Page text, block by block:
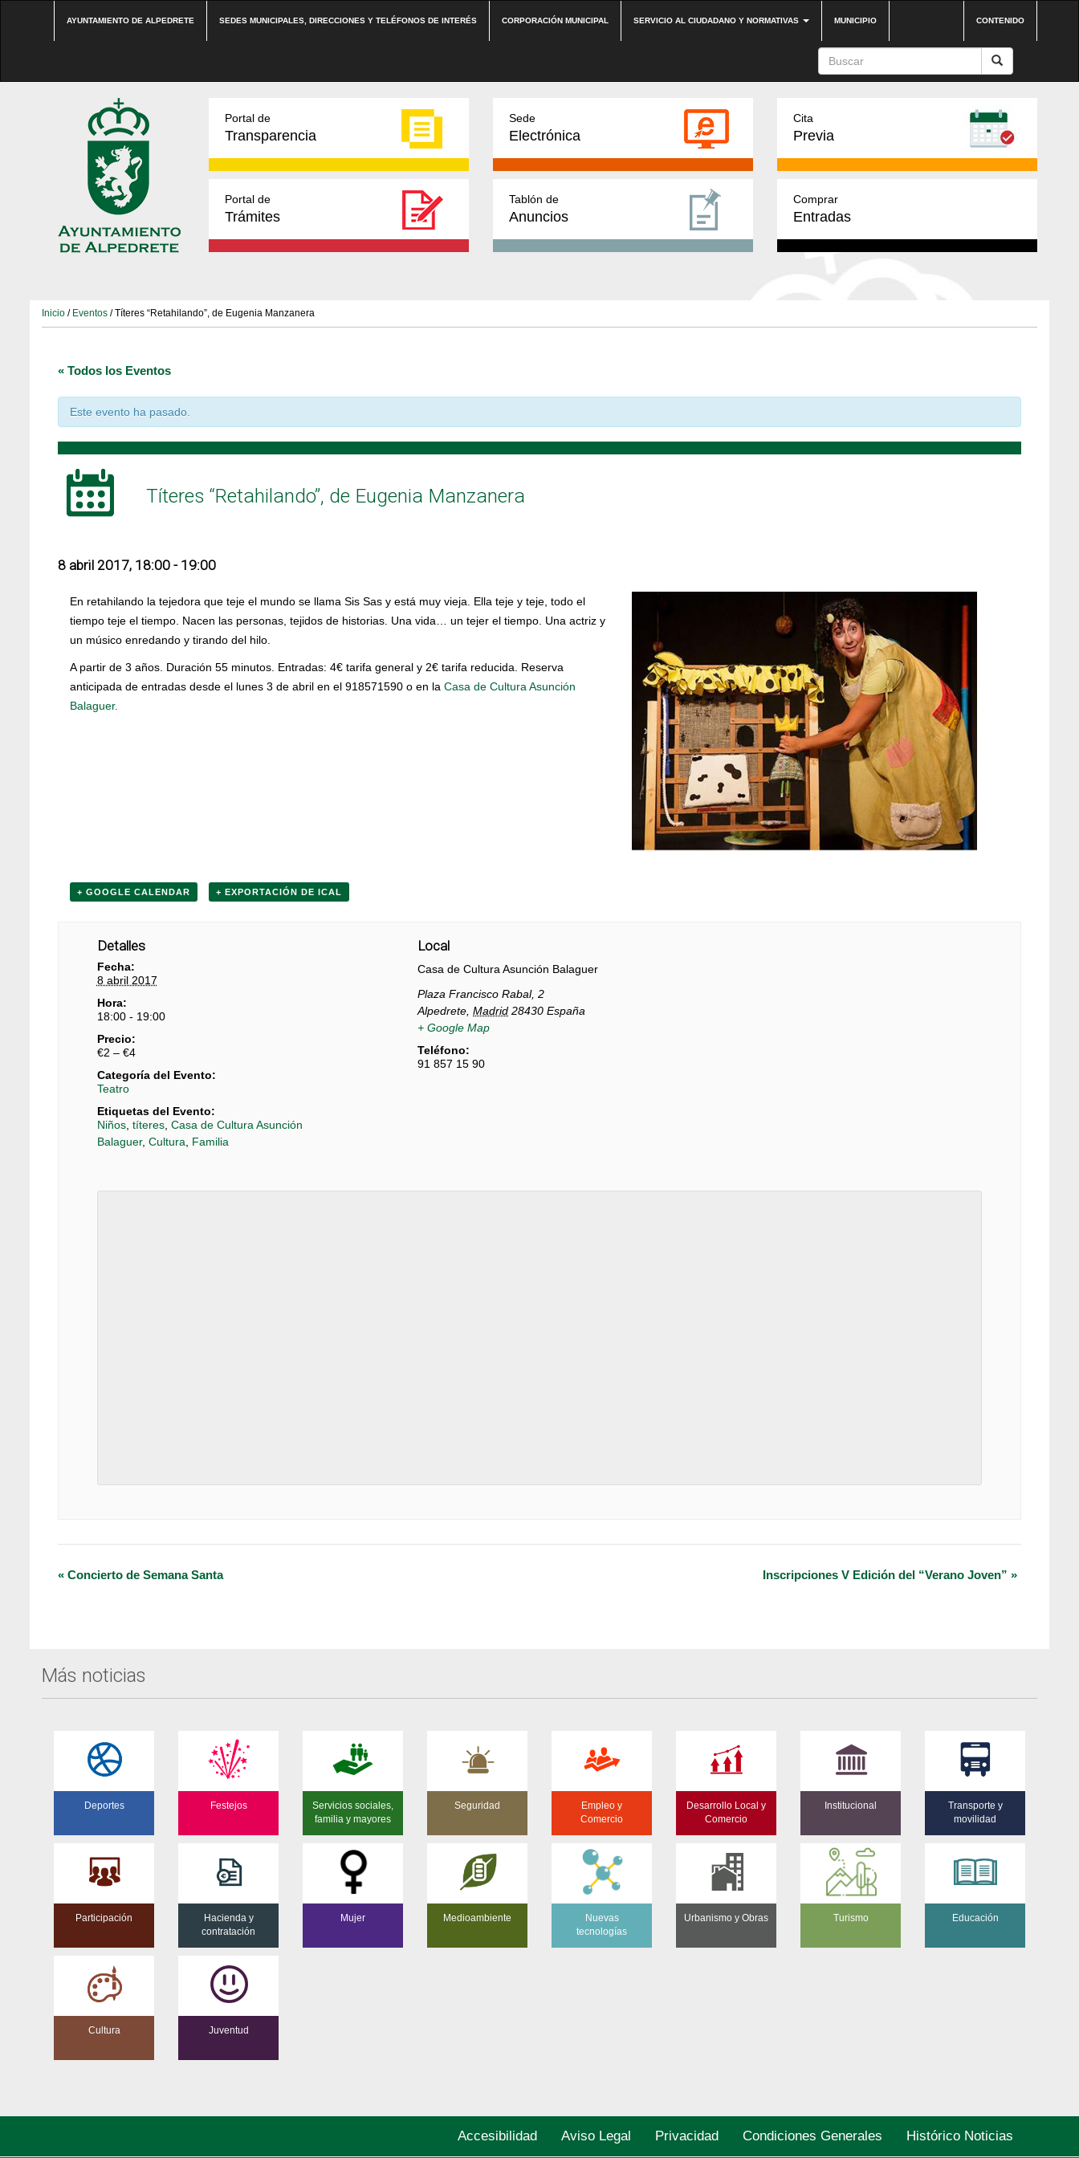
AYUNTAMIENTO DE ALPEDRETE SEDES MUNICIPALES, DIRECCIONES Y TELÉFONOS DE INTERÉS CORPORACIÓN MUNICIPAL SERVICIO AL CIUDADANO Y NORMATIVAS MUNICIPIO CONTENIDO
Portal de
Transparencia
Sede
Electrónica
Cita
Previa
Portal de
Trámites
Tablón de
Anuncios
Comprar
Entradas
Inicio / Eventos / Títeres “Retahilando”, de Eugenia Manzanera
« Todos los Eventos
Este evento ha pasado.
Títeres “Retahilando”, de Eugenia Manzanera
8 abril 2017, 18:00 - 19:00
En retahilando la tejedora que teje el mundo se llama Sis Sas y está muy vieja. Ella teje y teje, todo el
tiempo teje el tiempo. Nacen las personas, tejidos de historias. Una vida… un tejer el tiempo. Una actriz y
un músico enredando y tirando del hilo.
A partir de 3 años. Duración 55 minutos. Entradas: 4€ tarifa general y 2€ tarifa reducida. Reserva
anticipada de entradas desde el lunes 3 de abril en el 918571590 o en la Casa de Cultura Asunción
Balaguer.
+ GOOGLE CALENDAR + EXPORTACIÓN DE ICAL
Detalles
Fecha:
8 abril 2017
Hora:
18:00 - 19:00
Precio:
€2 – €4
Categoría del Evento:
Teatro
Etiquetas del Evento:
Niños, títeres, Casa de Cultura Asunción
Balaguer, Cultura Familia
Local
Casa de Cultura Asunción Balaguer
Plaza Francisco Rabal, 2
Alpedrete Madrid 28430España
+ Google Map
Teléfono:
91 857 15 90
Navegación
« Concierto de Semana Santa Inscripciones V Edición del “Verano Joven” »
Más noticias
Deportes Festejos
Servicios sociales,
familia y mayores
Seguridad
Empleo y
Comercio
Desarrollo Local y
Comercio
Institucional
Transporte y
movilidad
Participación
Hacienda y
contratación
Mujer Medioambiente
Nuevas
tecnologías
Urbanismo y Obras Turismo Educación
Cultura Juventud
Accesibilidad Aviso Legal Privacidad Condiciones Generales Histórico Noticias